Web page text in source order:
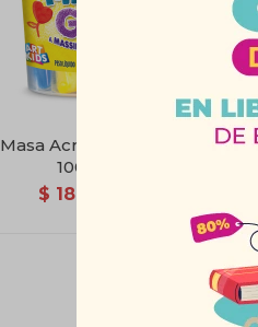
Masa Acrilex Crayon
100Grs
$ 181